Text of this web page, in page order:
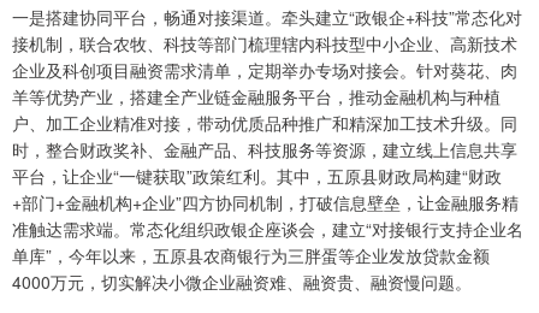
一是搭建协同平台，畅通对接渠道。牵头建立“政银企+科技”常态化对
接机制，联合农牧、科技等部门梳理辖内科技型中小企业、高新技术
企业及科创项目融资需求清单，定期举办专场对接会。针对葵花、肉
羊等优势产业，搭建全产业链金融服务平台，推动金融机构与种植
户、加工企业精准对接，带动优质品种推广和精深加工技术升级。同
时，整合财政奖补、金融产品、科技服务等资源，建立线上信息共享
平台，让企业“一键获取”政策红利。其中，五原县财政局构建“财政
+部门+金融机构+企业”四方协同机制，打破信息壁垒，让金融服务精
准触达需求端。常态化组织政银企座谈会，建立“对接银行支持企业名
单库”，今年以来，五原县农商银行为三胖蛋等企业发放贷款金额
4000万元，切实解决小微企业融资难、融资贵、融资慢问题。